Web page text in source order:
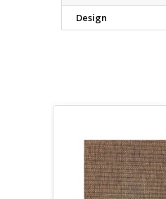
Design